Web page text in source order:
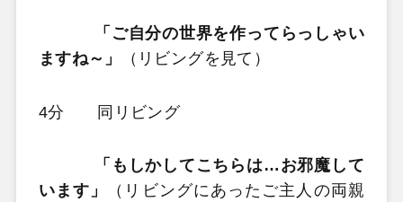
「ご自分の世界を作ってらっしゃい
ますね～」
（リビングを見て）
4分 同リビング
「もしかしてこちらは…お邪魔して
います」
（リビングにあったご主人の両親